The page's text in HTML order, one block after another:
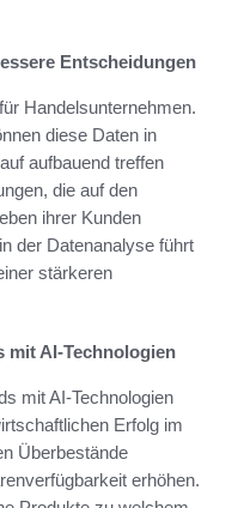
Entscheidungen
Handelsunternehmen.
diese Daten in
aufbauend treffen
die auf den
ihrer Kunden
der Datenanalyse führt
stärkeren
mit AI-Technologien
mit AI-Technologien
Erfolg im
Überbestände
erhöhen.